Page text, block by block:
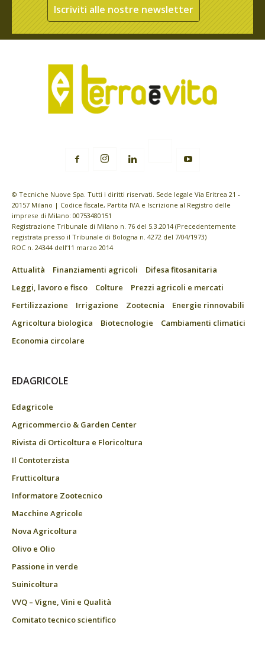
Iscriviti alle nostre newsletter
© Tecniche Nuove Spa. Tutti i diritti riservati. Sede legale Via Eritrea 21 -
20157 Milano | Codice fiscale, Partita IVA e Iscrizione al Registro delle
imprese di Milano: 00753480151
Registrazione Tribunale di Milano n. 76 del 5.3.2014 (Precedentemente
registrata presso il Tribunale di Bologna n. 4272 del 7/04/1973)
ROC n. 24344 dell’11 marzo 2014
Attualità Finanziamenti agricoli
Difesa fitosanitaria
Leggi, lavoro e fisco
Colture
Prezzi agricoli e mercati
Fertilizzazione
Irrigazione Zootecnia
Energie rinnovabili
Agricoltura biologica
Biotecnologie
Cambiamenti climatici
Economia circolare
EDAGRICOLE
Edagricole
Agricommercio & Garden Center
Rivista di Orticoltura e Floricoltura
Il Contoterzista
Frutticoltura
Informatore Zootecnico
Macchine Agricole
Nova Agricoltura
Olivo e Olio
Passione in verde
Suinicoltura
VVQ – Vigne, Vini e Qualità
Comitato tecnico scientifico